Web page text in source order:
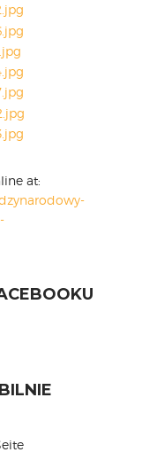
at: